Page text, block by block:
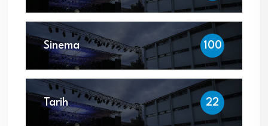
Sinema 100
Tarih 22